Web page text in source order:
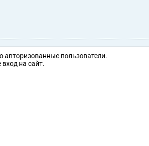
авторизованные пользователи.
на сайт.